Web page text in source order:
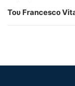
Του Francesco